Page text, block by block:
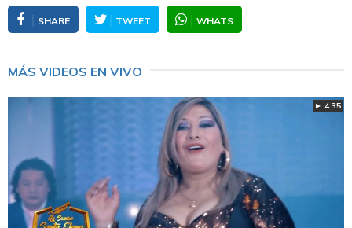
SHARE TWEET WHATS
MÁS VIDEOS EN VIVO
► 4:35